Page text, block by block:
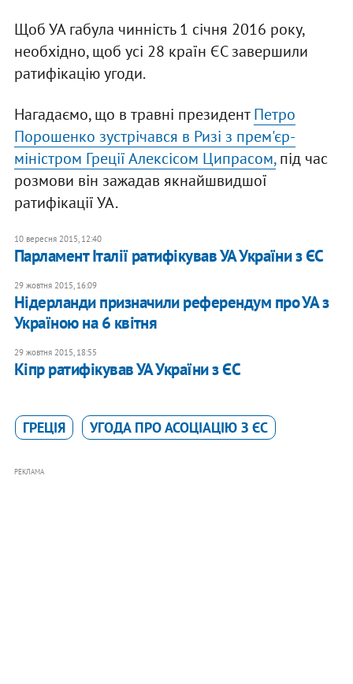
Щоб УА габула чинність 1 січня 2016 року,
необхідно, щоб усі 28 країн ЄС завершили
ратифікацію угоди.
Нагадаємо, що в травні президентПетро
Порошенко зустрічався в Ризі з прем'єр-
міністром Греції Алексісом Ципрасом,під час
розмови він зажадав якнайшвидшої
ратифікації УА.
10 вересня 2015, 12:40
Парламент Італії ратифікував УА України з ЄС
29 жовтня 2015, 16:09
Нідерланди призначили референдум про УА з
Україною на 6 квітня
29 жовтня 2015, 18:55
Кіпр ратифікував УА України з ЄС
ГРЕЦІЯ УГОДА ПРО АСОЦІАЦІЮ З ЄС
РЕКЛАМА